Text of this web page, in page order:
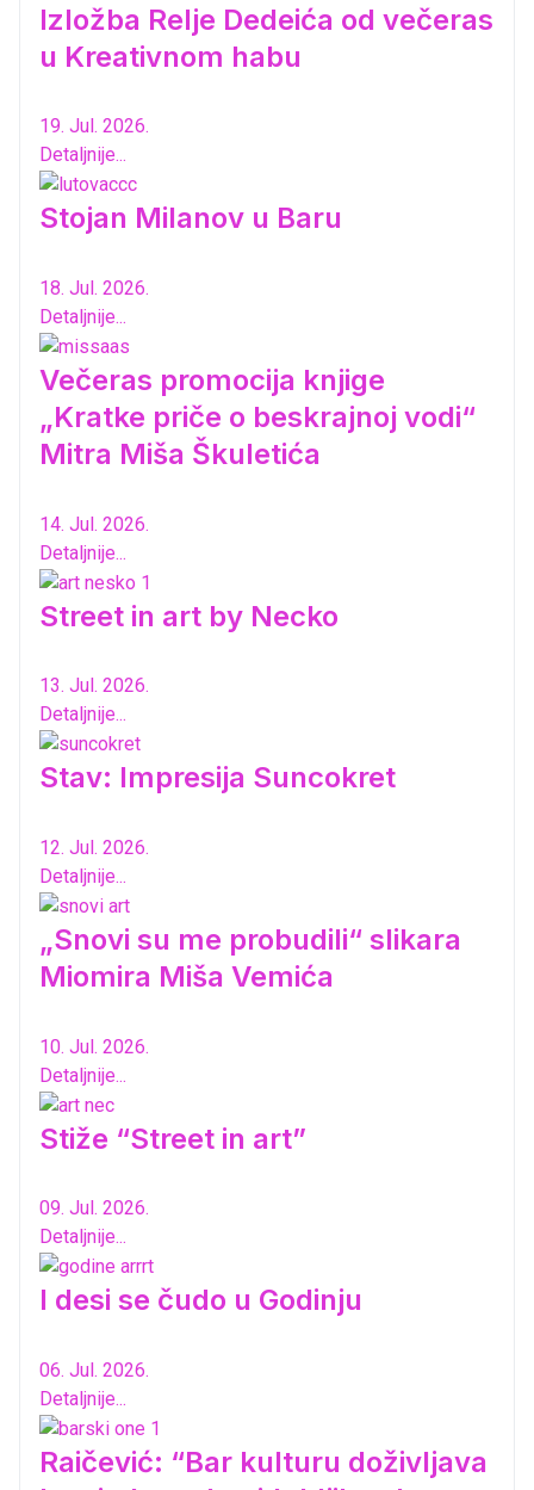
Izložba Relje Dedeića od večeras
u Kreativnom habu
19. Jul. 2026.
Detaljnije...
Stojan Milanov u Baru
18. Jul. 2026.
Detaljnije...
Večeras promocija knjige
„Kratke priče o beskrajnoj vodi“
Mitra Miša Škuletića
14. Jul. 2026.
Detaljnije...
Street in art by Necko
13. Jul. 2026.
Detaljnije...
Stav: Impresija Suncokret
12. Jul. 2026.
Detaljnije...
„Snovi su me probudili“ slikara
Miomira Miša Vemića
10. Jul. 2026.
Detaljnije...
Stiže “Street in art”
09. Jul. 2026.
Detaljnije...
I desi se čudo u Godinju
06. Jul. 2026.
Detaljnije...
Raičević: “Bar kulturu doživljava